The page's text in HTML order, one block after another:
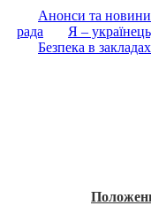
Анонси та новини
рада
Я –
Безпека в